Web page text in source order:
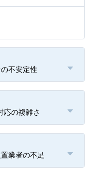
不安定性
応の複雑さ
業者の不足